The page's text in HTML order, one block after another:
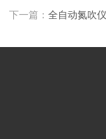
下一篇：全自动氮吹仪